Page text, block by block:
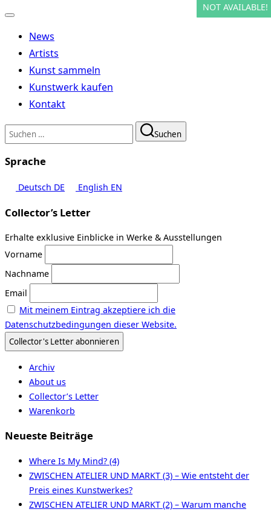
Navigation
umschalten
News
Artists
Kunst sammeln
Kunstwerk kaufen
Kontakt
Suchen
nach:
Suchen
Sprache
Deutsch DE English EN
Collector’s Letter
Erhalte exklusive Einblicke in Werke & Ausstellungen
Vorname
Nachname
Email
Mit meinem Eintrag akzeptiere ich die
Datenschutzbedingungen dieser Website.
Archiv
About us
Collector’s Letter
Warenkorb
Neueste Beiträge
Where Is My Mind? (4)
ZWISCHEN ATELIER UND MARKT (3) – Wie entsteht der
Preis eines Kunstwerkes?
ZWISCHEN ATELIER UND MARKT (2) – Warum manche
NOT AVAILABLE!
NOT AVAILABLE!
NOT AVAILABLE!
NOT AVAILABLE!